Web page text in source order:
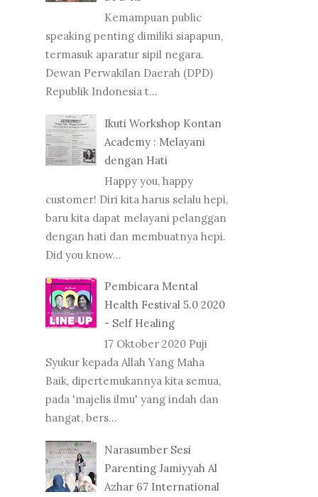
Kemampuan public
speaking penting dimiliki siapapun,
termasuk aparatur sipil negara.
Dewan Perwakilan Daerah (DPD)
Republik Indonesia t...
Ikuti Workshop Kontan
Academy : Melayani
dengan Hati
Happy you, happy
customer! Diri kita harus selalu hepi,
baru kita dapat melayani pelanggan
dengan hati dan membuatnya hepi.
Did you know...
Pembicara Mental
Health Festival 5.0 2020
- Self Healing
17 Oktober 2020 Puji
Syukur kepada Allah Yang Maha
Baik, dipertemukannya kita semua,
pada 'majelis ilmu' yang indah dan
hangat, bers...
Narasumber Sesi
Parenting Jamiyyah Al
Azhar 67 International